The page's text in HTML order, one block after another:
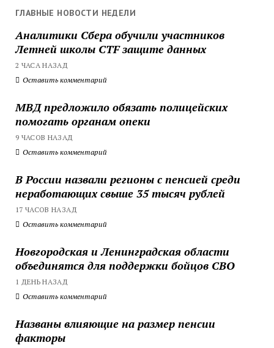
ГЛАВНЫЕ НОВОСТИ НЕДЕЛИ
Аналитики Сбера обучили участников
Летней школы CTF защите данных
2 ЧАСА НАЗАД
Оставить комментарий
МВД предложило обязать полицейских
помогать органам опеки
9 ЧАСОВ НАЗАД
Оставить комментарий
В России назвали регионы с пенсией среди
неработающих свыше 35 тысяч рублей
17 ЧАСОВ НАЗАД
Оставить комментарий
Новгородская и Ленинградская области
объединятся для поддержки бойцов СВО
1 ДЕНЬ НАЗАД
Оставить комментарий
Названы влияющие на размер пенсии
факторы